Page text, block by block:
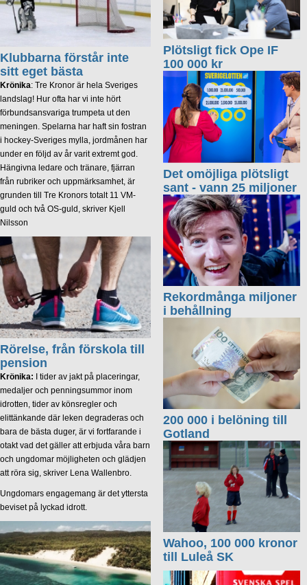
Plötsligt fick Ope IF
100 000 kr
Det omöjliga plötsligt
sant - vann 25 miljoner
Rekordmånga miljoner
i behållning
200 000 i belöning till
Gotland
Wahoo, 100 000 kronor
till Luleå SK
Klubbarna förstår inte
sitt eget bästa
Krönika: Tre Kronor är hela Sveriges
landslag! Hur ofta har vi inte hört
förbundsansvariga trumpeta ut den
meningen. Spelarna har haft sin fostran
i hockey-Sveriges mylla, jordmånen har
under en följd av år varit extremt god.
Hängivna ledare och tränare, fjärran
från rubriker och uppmärksamhet, är
grunden till Tre Kronors totalt 11 VM-
guld och två OS-guld, skriver Kjell
Nilsson
Rörelse, från förskola till
pension
Krönika: I tider av jakt på placeringar,
medaljer och penningsummor inom
idrotten, tider av könsregler och
elittänkande där leken degraderas och
bara de bästa duger, är vi fortfarande i
otakt vad det gäller att erbjuda våra barn
och ungdomar möjligheten och glädjen
att röra sig, skriver Lena Wallenbro.
Ungdomars engagemang är det yttersta
beviset på lyckad idrott.